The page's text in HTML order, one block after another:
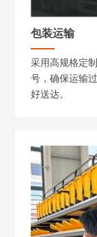
包装运输
采用高规格定
号，确保运输
好送达。